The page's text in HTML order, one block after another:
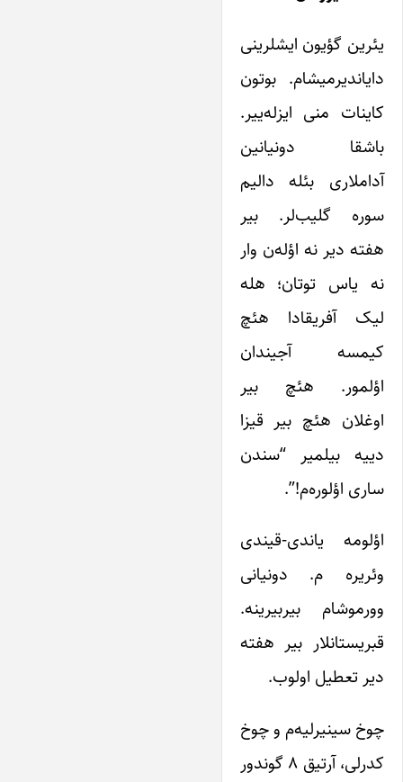
یئرین گؤیون ایشلرینی
دایاندیرمیشام. بوتون
کاینات منی ایزله‌ییر.
باشقا دونیانین
آداملاری بئله دالیم
سوره گلیب‌لر. بیر
هفته دیر نه اؤله‌ن وار
نه یاس توتان؛ هله
لیک آفریقادا هئچ
کیمسه آجیندان
اؤلمور. هئچ بیر
اوغلان هئچ بیر قیزا
دییه بیلمیر “سندن
ساری اؤلوره‌م!”.
اؤلومه یاندی-قیندی
وئریره م. دونیانی
وورموشام بیربیرینه.
قبریستانلار بیر هفته
دیر تعطیل اولوب.
چوخ سینیرلیه‌م و چوخ
کدرلی، آرتیق ۸ گوندور